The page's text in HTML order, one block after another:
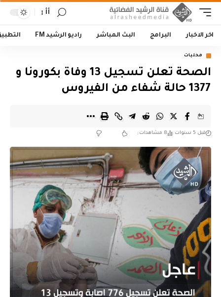
أأ
اخر الاخبار البرامج البث المباشر راديو الرشيد FM
محليات
الصحة تعلن تسجيل 13 وفاة بكورونا و
1377 حالة شفاء من الفيروس
قبل 5 سنوات 8 مشاهدات